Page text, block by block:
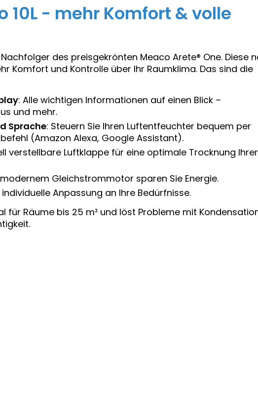
10L - mehr Komfort & volle
des preisgekrönten Meaco Arete® One. Diese
Komfort und Kontrolle über Ihr Raumklima. Das sind die
: Alle wichtigen Informationen auf einen Blick –
und mehr.
Sprache: Steuern Sie Ihren Luftentfeuchter bequem per
(Amazon Alexa, Google Assistant).
verstellbare Luftklappe für eine optimale Trocknung Ihrer
Gleichstrommotor sparen Sie Energie.
individuelle Anpassung an Ihre Bedürfnisse.
für Räume bis 25 m² und löst Probleme mit